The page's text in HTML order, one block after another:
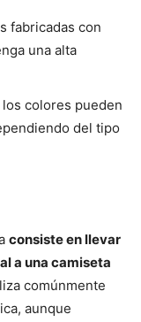
fabricadas con
una alta
colores pueden
del tipo
consiste en llevar
a una camiseta
comúnmente
aunque